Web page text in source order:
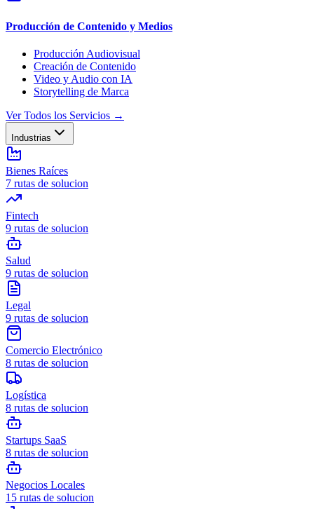
Producción de Contenido y Medios
Producción Audiovisual
Creación de Contenido
Video y Audio con IA
Storytelling de Marca
Ver Todos los Servicios →
Industrias
Bienes Raíces
7 rutas de solucion
Fintech
9 rutas de solucion
Salud
9 rutas de solucion
Legal
9 rutas de solucion
Comercio Electrónico
8 rutas de solucion
Logística
8 rutas de solucion
Startups SaaS
8 rutas de solucion
Negocios Locales
15 rutas de solucion